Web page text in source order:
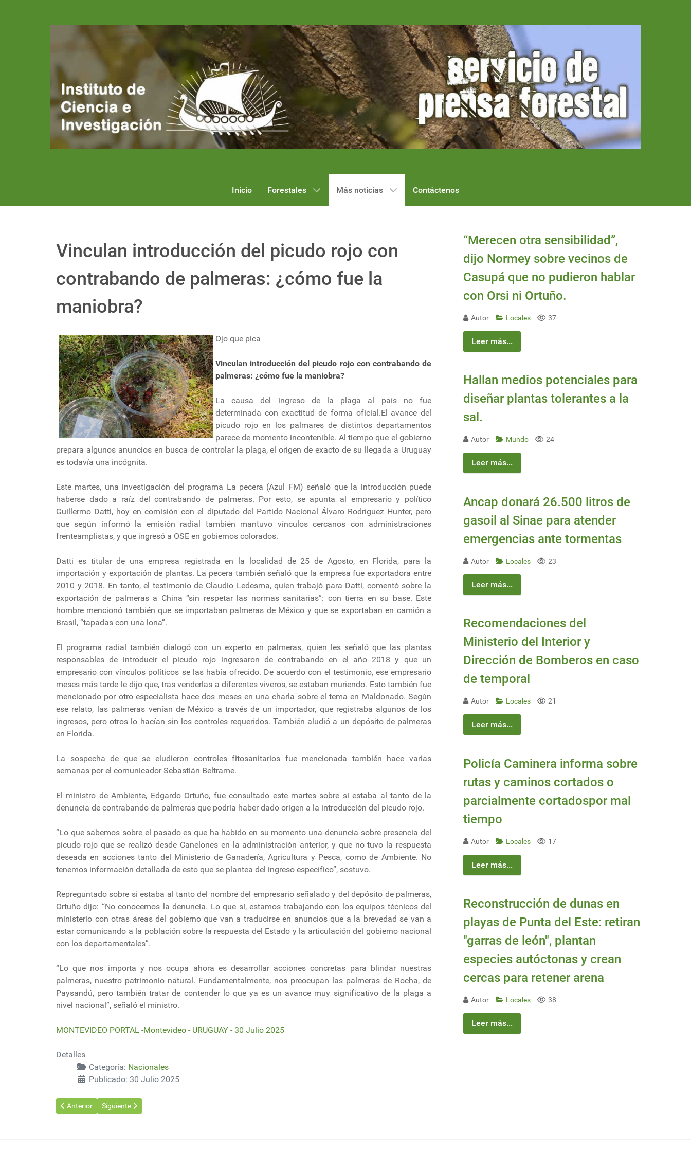
Inicio Forestales Más noticias Contáctenos
Vinculan introducción del picudo rojo con
contrabando de palmeras: ¿cómo fue la
maniobra?
Ojo que pica
Vinculan introducción del picudo rojo con contrabando de
palmeras: ¿cómo fue la maniobra?
La causa del ingreso de la plaga al país no fue
determinada con exactitud de forma oficial.El avance del
picudo rojo en los palmares de distintos departamentos
parece de momento incontenible. Al tiempo que el gobierno
prepara algunos anuncios en busca de controlar la plaga, el origen de exacto de su llegada a Uruguay
es todavía una incógnita.
Este martes, una investigación del programa La pecera (Azul FM) señaló que la introducción puede
haberse dado a raíz del contrabando de palmeras. Por esto, se apunta al empresario y político
Guillermo Datti, hoy en comisión con el diputado del Partido Nacional Álvaro Rodríguez Hunter, pero
que según informó la emisión radial también mantuvo vínculos cercanos con administraciones
frenteamplistas, y que ingresó a OSE en gobiernos colorados.
Datti es titular de una empresa registrada en la localidad de 25 de Agosto, en Florida, para la
importación y exportación de plantas. La pecera también señaló que la empresa fue exportadora entre
2010 y 2018. En tanto, el testimonio de Claudio Ledesma, quien trabajó para Datti, comentó sobre la
exportación de palmeras a China “sin respetar las normas sanitarias”: con tierra en su base. Este
hombre mencionó también que se importaban palmeras de México y que se exportaban en camión a
Brasil, “tapadas con una lona”.
El programa radial también dialogó con un experto en palmeras, quien les señaló que las plantas
responsables de introducir el picudo rojo ingresaron de contrabando en el año 2018 y que un
empresario con vínculos políticos se las había ofrecido. De acuerdo con el testimonio, ese empresario
meses más tarde le dijo que, tras venderlas a diferentes viveros, se estaban muriendo. Esto también fue
mencionado por otro especialista hace dos meses en una charla sobre el tema en Maldonado. Según
ese relato, las palmeras venían de México a través de un importador, que registraba algunos de los
ingresos, pero otros lo hacían sin los controles requeridos. También aludió a un depósito de palmeras
en Florida.
La sospecha de que se eludieron controles fitosanitarios fue mencionada también hace varias
semanas por el comunicador Sebastián Beltrame.
El ministro de Ambiente, Edgardo Ortuño, fue consultado este martes sobre si estaba al tanto de la
denuncia de contrabando de palmeras que podría haber dado origen a la introducción del picudo rojo.
“Lo que sabemos sobre el pasado es que ha habido en su momento una denuncia sobre presencia del
picudo rojo que se realizó desde Canelones en la administración anterior, y que no tuvo la respuesta
deseada en acciones tanto del Ministerio de Ganadería, Agricultura y Pesca, como de Ambiente. No
tenemos información detallada de esto que se plantea del ingreso específico”, sostuvo.
Repreguntado sobre si estaba al tanto del nombre del empresario señalado y del depósito de palmeras,
Ortuño dijo: “No conocemos la denuncia. Lo que sí, estamos trabajando con los equipos técnicos del
ministerio con otras áreas del gobierno que van a traducirse en anuncios que a la brevedad se van a
estar comunicando a la población sobre la respuesta del Estado y la articulación del gobierno nacional
con los departamentales”.
“Lo que nos importa y nos ocupa ahora es desarrollar acciones concretas para blindar nuestras
palmeras, nuestro patrimonio natural. Fundamentalmente, nos preocupan las palmeras de Rocha, de
Paysandú, pero también tratar de contender lo que ya es un avance muy significativo de la plaga a
nivel nacional”, señaló el ministro.
MONTEVIDEO PORTAL -Montevideo - URUGUAY - 30 Julio 2025
Detalles
Categoría: Nacionales
Publicado: 30 Julio 2025
Artículo anterior: Lo que está pasando con las exportaciones de miel uruguaya y su impacto en el apicultor
Anterior Artículo siguiente: El riego es necesario para todos, pero hay una asimetría muy grande entre los que tributan Imeba o IRAE.
Siguiente
“Merecen otra sensibilidad”,
dijo Normey sobre vecinos de
Casupá que no pudieron hablar
con Orsi ni Ortuño.
Autor Locales 37
Leer más...
Hallan medios potenciales para
diseñar plantas tolerantes a la
sal.
Autor Mundo 24
Leer más...
Ancap donará 26.500 litros de
gasoil al Sinae para atender
emergencias ante tormentas
Autor Locales 23
Leer más...
Recomendaciones del
Ministerio del Interior y
Dirección de Bomberos en caso
de temporal
Autor Locales 21
Leer más...
Policía Caminera informa sobre
rutas y caminos cortados o
parcialmente cortadospor mal
tiempo
Autor Locales 17
Leer más...
Reconstrucción de dunas en
playas de Punta del Este: retiran
"garras de león", plantan
especies autóctonas y crean
cercas para retener arena
Autor Locales 38
Leer más...